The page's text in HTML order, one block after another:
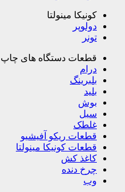
کونیکا مینولتا
دولوپر
تونر
قطعات دستگاه های چاپ
درام
بلبرینگ
بلید
بوش
سیل
غلطک
قطعات ریکو آفیشیو
قطعات کونیکا مینولتا
کاغذ کش
چرخ دنده
وب